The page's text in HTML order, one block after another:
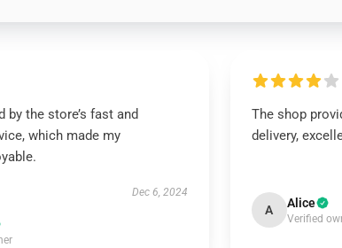
by the store’s fast and
which made my
Dec 6, 2024
The shop
delivery,
A Alice
Verified